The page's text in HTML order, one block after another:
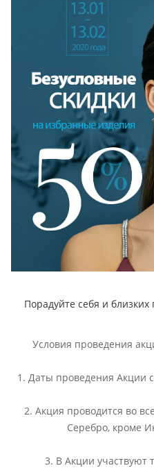
Порадуйте себя и
Условия проведения
1. Даты проведения Акции
2. Акция проводится во
Серебро, кроме
3. В Акции участвуют